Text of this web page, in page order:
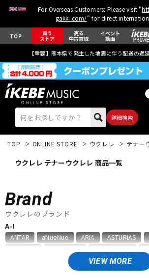
For Overseas Customers: Please visit "
gakki.com/" for direct
TOP 買う
ストア
売る
中古買取
イベント
動画
【重要】熊本県で発生した地震に伴う配送の遅
詳細検索
エレキギター
ベース
TOP ONLINE STORE ウクレレ テナー
ウクレレ テナーウクレレ 商品一覧
Brand
ウクレレのブランド
VIEW MORE
A-I
ANTAR aNueNue ARIA ASTURIAS
FERNANDES ／ Burny
Headway Hofner Ibanez